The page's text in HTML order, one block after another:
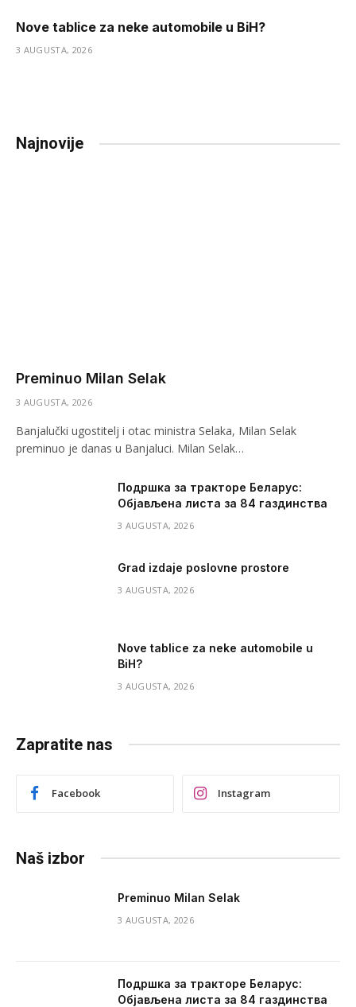
Nove tablice za neke automobile u BiH?
3 AUGUSTA, 2026
Najnovije
Preminuo Milan Selak
3 AUGUSTA, 2026
Banjalučki ugostitelj i otac ministra Selaka, Milan Selak
preminuo je danas u Banjaluci. Milan Selak…
Подршка за тракторе Беларус:
Објављена листа за 84 газдинства
3 AUGUSTA, 2026
Grad izdaje poslovne prostore
3 AUGUSTA, 2026
Nove tablice za neke automobile u
BiH?
3 AUGUSTA, 2026
Zapratite nas
Facebook Instagram
Naš izbor
Preminuo Milan Selak
3 AUGUSTA, 2026
Подршка за тракторе Беларус:
Објављена листа за 84 газдинства